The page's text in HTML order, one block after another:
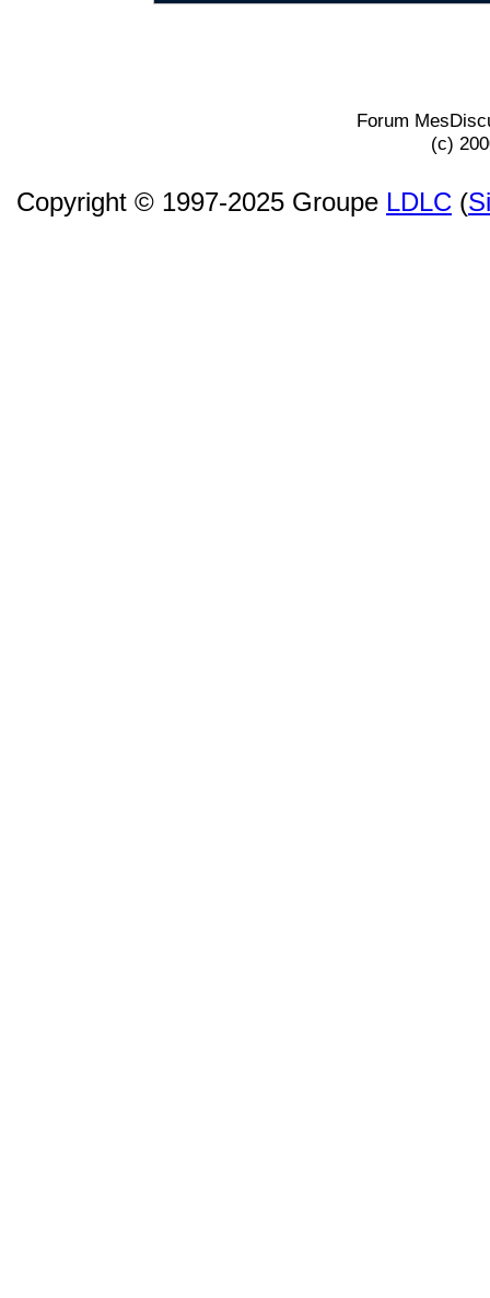
Forum
(c)
Copyright © 1997-2025 Groupe LDLC (